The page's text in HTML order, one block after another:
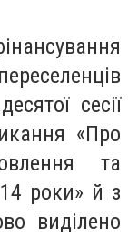
сесії
«Про
та
роки» й з
виділено